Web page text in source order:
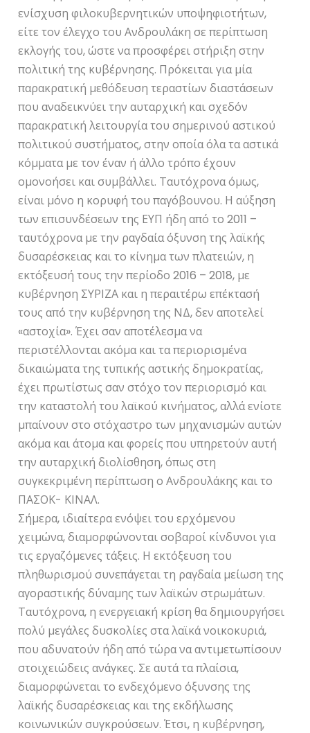
ενίσχυση φιλοκυβερνητικών υποψηφιοτήτων,
είτε τον έλεγχο του Ανδρουλάκη σε περίπτωση
εκλογής του, ώστε να προσφέρει στήριξη στην
πολιτική της κυβέρνησης. Πρόκειται για μία
παρακρατική μεθόδευση τεραστίων διαστάσεων
που αναδεικνύει την αυταρχική και σχεδόν
παρακρατική λειτουργία του σημερινού αστικού
πολιτικού συστήματος, στην οποία όλα τα αστικά
κόμματα με τον έναν ή άλλο τρόπο έχουν
ομονοήσει και συμβάλλει. Ταυτόχρονα όμως,
είναι μόνο η κορυφή του παγόβουνου. Η αύξηση
των επισυνδέσεων της ΕΥΠ ήδη από το 2011 –
ταυτόχρονα με την ραγδαία όξυνση της λαϊκής
δυσαρέσκειας και το κίνημα των πλατειών, η
εκτόξευσή τους την περίοδο 2016 – 2018, με
κυβέρνηση ΣΥΡΙΖΑ και η περαιτέρω επέκτασή
τους από την κυβέρνηση της ΝΔ, δεν αποτελεί
«αστοχία». Έχει σαν αποτέλεσμα να
περιστέλλονται ακόμα και τα περιορισμένα
δικαιώματα της τυπικής αστικής δημοκρατίας,
έχει πρωτίστως σαν στόχο τον περιορισμό και
την καταστολή του λαϊκού κινήματος, αλλά ενίοτε
μπαίνουν στο στόχαστρο των μηχανισμών αυτών
ακόμα και άτομα και φορείς που υπηρετούν αυτή
την αυταρχική διολίσθηση, όπως στη
συγκεκριμένη περίπτωση ο Ανδρουλάκης και το
ΠΑΣΟΚ- ΚΙΝΑΛ.
Σήμερα, ιδιαίτερα ενόψει του ερχόμενου
χειμώνα, διαμορφώνονται σοβαροί κίνδυνοι για
τις εργαζόμενες τάξεις. Η εκτόξευση του
πληθωρισμού συνεπάγεται τη ραγδαία μείωση της
αγοραστικής δύναμης των λαϊκών στρωμάτων.
Ταυτόχρονα, η ενεργειακή κρίση θα δημιουργήσει
πολύ μεγάλες δυσκολίες στα λαϊκά νοικοκυριά,
που αδυνατούν ήδη από τώρα να αντιμετωπίσουν
στοιχειώδεις ανάγκες. Σε αυτά τα πλαίσια,
διαμορφώνεται το ενδεχόμενο όξυνσης της
λαϊκής δυσαρέσκειας και της εκδήλωσης
κοινωνικών συγκρούσεων. Έτσι, η κυβέρνηση,